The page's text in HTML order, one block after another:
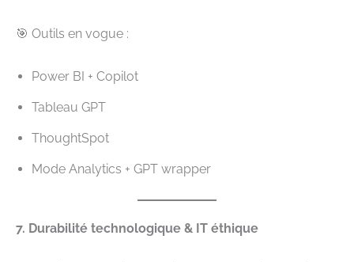
🎯 Outils en vogue :
Power BI + Copilot
Tableau GPT
ThoughtSpot
Mode Analytics + GPT wrapper
7. Durabilité technologique & IT éthique